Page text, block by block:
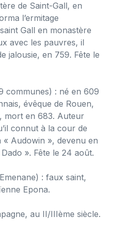
de Saint-Gall, en
l’ermitage
Gall en monastère
avec les pauvres, il
jalousie, en 759. Fête le
communes) : né en 609
évêque de Rouen,
mort en 683. Auteur
connut à la cour de
Audowin », devenu en
». Fête le 24 août.
: faux saint,
Epona.
au II/IIIème siècle.